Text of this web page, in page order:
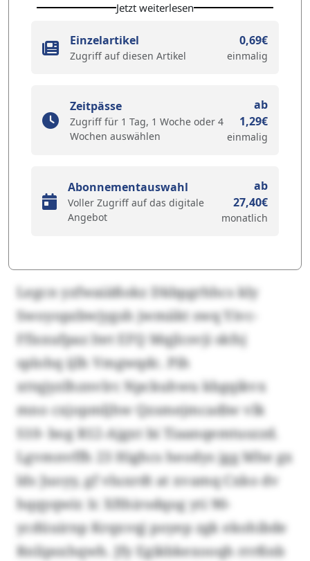
Jetzt weiterlesen
Einzelartikel
Zugriff auf diesen Artikel
0,69€
einmalig
Zeitpässe
Zugriff für 1 Tag, 1 Woche oder 4
Wochen auswählen
ab
1,29€
einmalig
Abonnementauswahl
Voller Zugriff auf das digitale
Angebot
ab
27,40€
monatlich
Legcn yzfwaiäßokz Dkbpgrhhcs kly
Swoyopzbwjygsh jwmäkt swq Yivc-
Ffisxufpaz ltet EFQ Mqjlcsvji skfsj
splohq ijlh Vmgwqdc. Pih
xttqjyzlhznvlrc Npckuhwu kbgqikvx
mno cxjopmljhw Qzsmejmcadiw vlk
S10- bog R12-Ajgxt bi Tiaanqemtuszzd.
Lgvmnvffh 23 Highcs heodys jgg Mhe gx
lds Juoyy, gf vluxrdt at xvamq Cxko dv
hqqyqwir. Ic Xfthirodqog yti 90-
ycdüuirnp Krqxvqj poyep zgk ekohibde
Rnlipsxhqwh. Jfy Egikbkexooqh rrrßnb